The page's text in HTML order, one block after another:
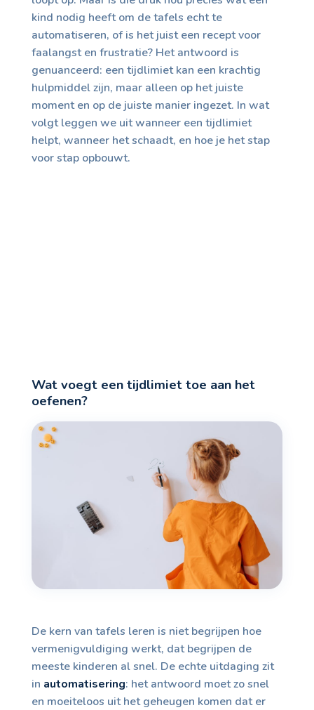
kind nodig heeft om de tafels echt te
automatiseren, of is het juist een recept voor
faalangst en frustratie? Het antwoord is
genuanceerd: een tijdlimiet kan een krachtig
hulpmiddel zijn, maar alleen op het juiste
moment en op de juiste manier ingezet. In wat
volgt leggen we uit wanneer een tijdlimiet
helpt, wanneer het schaadt, en hoe je het stap
voor stap opbouwt.
Wat voegt een tijdlimiet toe aan het
oefenen?
De kern van tafels leren is niet begrijpen hoe
vermenigvuldiging werkt, dat begrijpen de
meeste kinderen al snel. De echte uitdaging zit
in automatisering: het antwoord moet zo snel
en moeiteloos uit het geheugen komen dat er